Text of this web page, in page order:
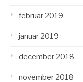
februar 2019
januar 2019
december 2018
november 2018